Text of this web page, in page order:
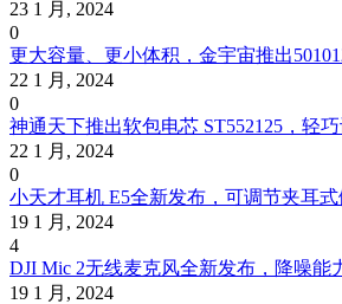
23 1 月, 2024
0
更大容量、更小体积，金宇宙推出
22 1 月, 2024
0
神通天下推出软包电芯 ST552125，轻
22 1 月, 2024
0
小天才耳机 E5全新发布，可调节夹耳
19 1 月, 2024
4
DJI Mic 2无线麦克风全新发布，降噪能
19 1 月, 2024